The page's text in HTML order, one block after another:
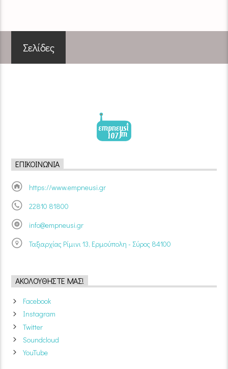
Σελίδες
ΕΠΙΚΟΙΝΩΝΊΑ
https://www.empneusi.gr
22810 81800
info@empneusi.gr
Ταξιαρχίας Ρίμινι 13, Ερμούπολη - Σύρος 84100
ΑΚΟΛΟΥΘΉΣΤΕ ΜΑΣ!
Facebook
Instagram
Twitter
Soundcloud
YouTube